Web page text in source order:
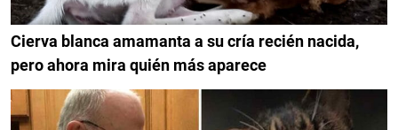
Cierva blanca amamanta a su cría recién nacida,
pero ahora mira quién más aparece